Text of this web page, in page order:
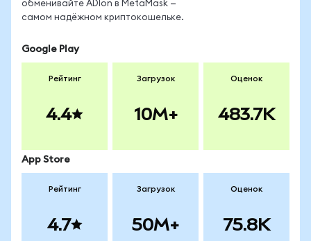
обменивайте ADIon в MetaMask —
самом надёжном криптокошельке.
Google Play
Рейтинг
4.4
Загрузок
10M+
Оценок
483.7K
App Store
Рейтинг
4.7
Загрузок
50M+
Оценок
75.8K